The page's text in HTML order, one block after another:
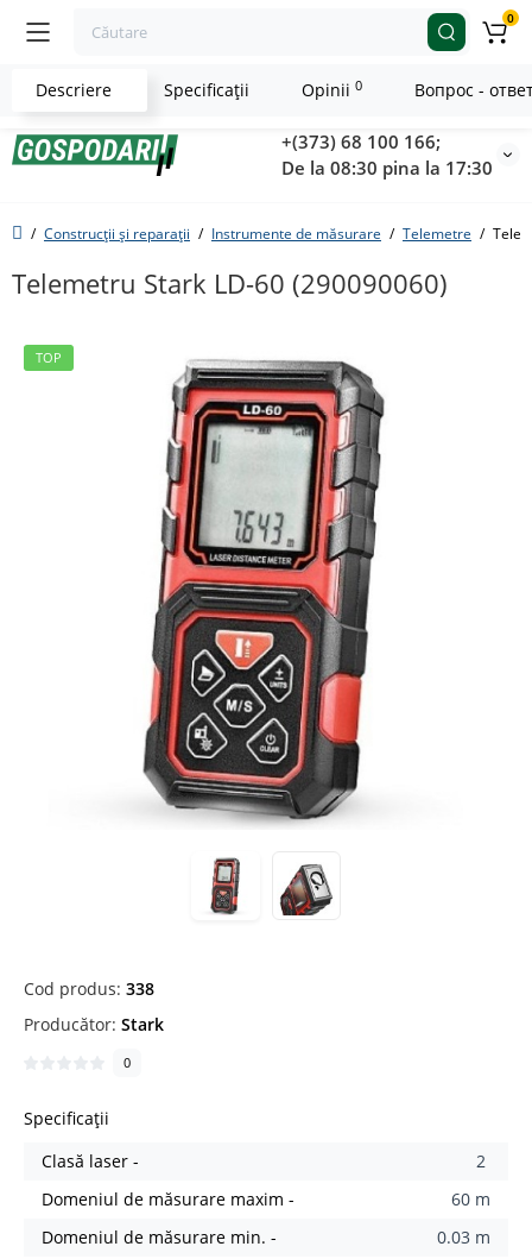
+(373) 68 100 166;
De la 08:30 pina la 17:30
0
Construcții și reparații Instrumente de măsurare Telemetre
Telemetru Stark LD-60 (290090060)
TOP
Cod produs: 338
Producător: Stark
0
Specificații
Clasă laser -
2
Domeniul de măsurare maxim -
60 m
Domeniul de măsurare min. -
0.03 m
Descriere Specificaţii Opinii 0 Вопрос -